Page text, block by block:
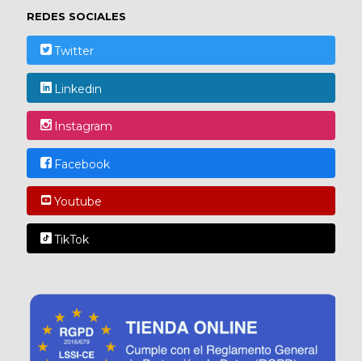
REDES SOCIALES
Twitter
Linkedin
Instagram
Facebook
Youtube
TikTok